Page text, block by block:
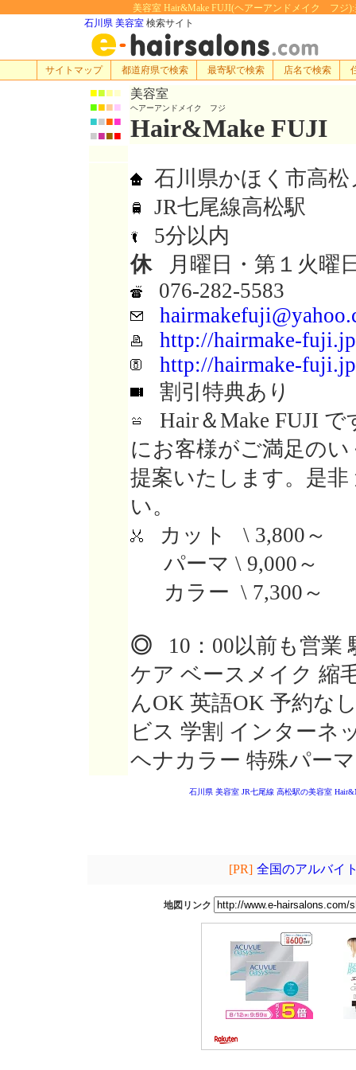
美容室 Hair&Make FUJI(ヘアーアンドメイク フジ):
石川県 美容室 検索サイト
サイトマップ 都道府県で検索 最寄駅で検索 店名で検索
■■■■
■■■■
■■■■
■■■■
美容室
ヘアーアンドメイク フジ
Hair&Make FUJI
石川県かほく市高松
JR七尾線高松駅
5分以内
休月曜日・第１火曜
076-282-5583
http://hairmake-fuji.jp
http://hairmake-fuji.jp
割引特典あり
Hair＆Make FUJI
にお客様がご満足の
提案いたします。是
い。
カット \ 3,800～
パーマ \ 9,000～
カラー \ 7,300～
◎ 10：00以前も営業
ケア ベースメイク 縮
んOK 英語OK 予約な
ビス 学割 インターネ
ヘナカラー 特殊パーマ
石川県 美容室 JR七尾線 高松駅の美容室
[PR] 全国のアルバイ
地図リンク